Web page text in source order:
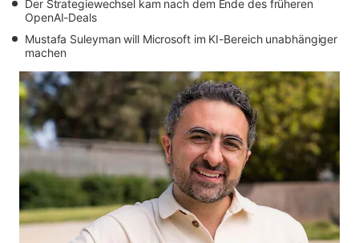
Der Strategiewechsel kam nach dem Ende des früheren
OpenAI-Deals
Mustafa Suleyman will Microsoft im KI-Bereich unabhängiger
machen